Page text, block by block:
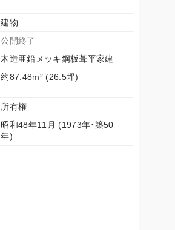
建物
公開終了
木造亜鉛メッキ鋼板葺平家建
約87.48m² (26.5坪)
所有権
昭和48年11月 (1973年･築50
年)